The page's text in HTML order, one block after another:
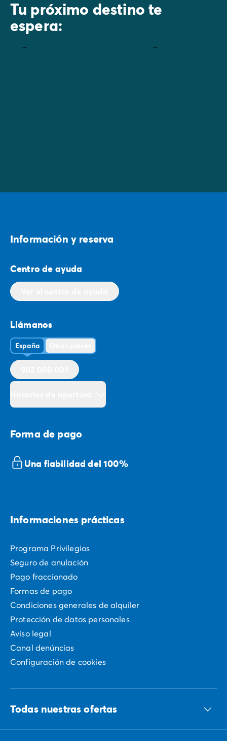
Tu próximo destino te
espera:
Córcega
Informaciо́n y reserva
Centro de ayuda
Llámanos
España
Forma de pago
Una fiabilidad del 100%
Informaciones prácticas
Programa Privilegios
Seguro de anulación
Pago fraccionado
Formas de pago
Condiciones generales de alquiler
Protección de datos personales
Aviso legal
Canal denúncias
Configuración de cookies
Todas nuestras ofertas